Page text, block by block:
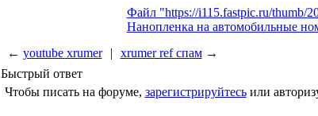
Файл "https://i115.fastpic.ru/thumb/
Нанопленка на автомобильные
← youtube xrumer | xrumer ref спам→
Быстрый ответ
Чтобы писать на форуме, зарегистрируйтесьили